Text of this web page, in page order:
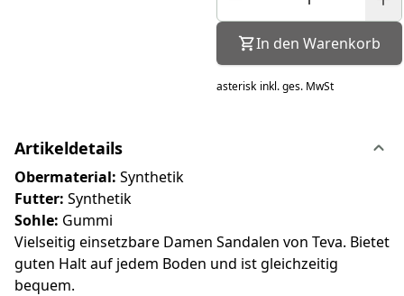
In den Warenkorb
asterisk inkl. ges. MwSt
Artikeldetails
Obermaterial: Synthetik
Futter: Synthetik
Sohle: Gummi
Vielseitig einsetzbare Damen Sandalen von Teva. Bietet
guten Halt auf jedem Boden und ist gleichzeitig
bequem.